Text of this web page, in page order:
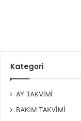
Kategori
AY TAKVİMİ
BAKIM TAKVİMİ